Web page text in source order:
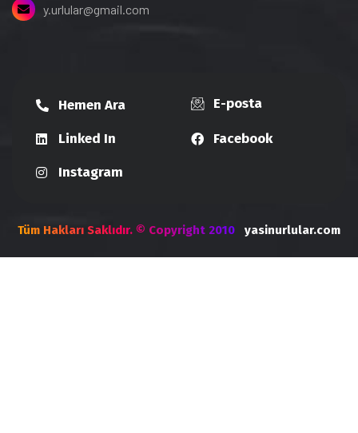
y.urlular@gmail.com
Hemen Ara E-posta
Linked In
Facebook
Instagram
Tüm Hakları Saklıdır. © Copyright 2010 yasinurlular.com